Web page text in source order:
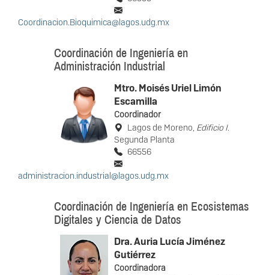
Coordinacion.Bioquimica@lagos.udg.mx
Coordinación de Ingeniería en
Administración Industrial
Mtro. Moisés Uriel Limón
Escamilla
Coordinador
Lagos de Moreno, Edificio I.
Segunda Planta
66556
administracion.industrial@lagos.udg.mx
Coordinación de Ingeniería en Ecosistemas
Digitales y Ciencia de Datos
Dra. Auria Lucía Jiménez
Gutiérrez
Coordinadora